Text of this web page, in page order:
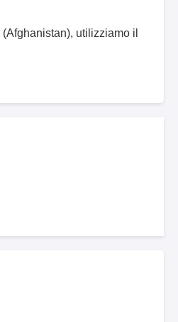
(Afghanistan), utilizziamo il